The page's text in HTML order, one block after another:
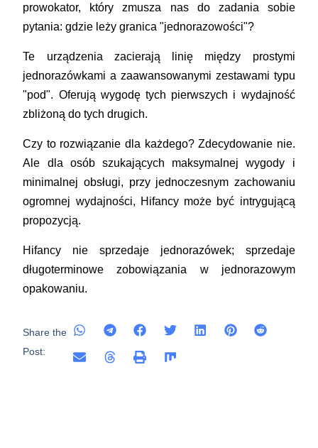
prowokator, który zmusza nas do zadania sobie
pytania: gdzie leży granica "jednorazowości"?
Te urządzenia zacierają linię między prostymi
jednorazówkami a zaawansowanymi zestawami typu
"pod". Oferują wygodę tych pierwszych i wydajność
zbliżoną do tych drugich.
Czy to rozwiązanie dla każdego? Zdecydowanie nie.
Ale dla osób szukających maksymalnej wygody i
minimalnej obsługi, przy jednoczesnym zachowaniu
ogromnej wydajności, Hifancy może być intrygującą
propozycją.
Hifancy nie sprzedaje jednorazówek; sprzedaje
długoterminowe zobowiązania w jednorazowym
opakowaniu.
Share the
Post: